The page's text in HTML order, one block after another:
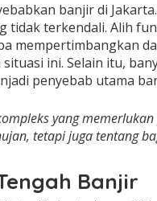
banjir di
tidak terkendali. Alih
mempertimbangkan
ini. Selain itu,
penyebab utama
yang
tetapi juga tentang
Banjir